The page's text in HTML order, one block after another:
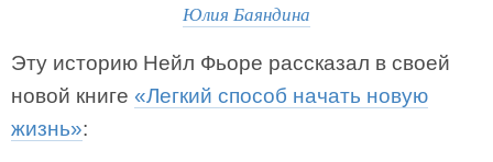
Юлия Баяндина
Эту историю Нейл Фьоре рассказал в своей
новой книге «Легкий способ начать новую
жизнь»: